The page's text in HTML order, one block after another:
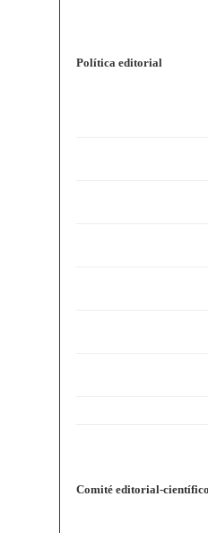
Política editorial
Comité editorial-científico